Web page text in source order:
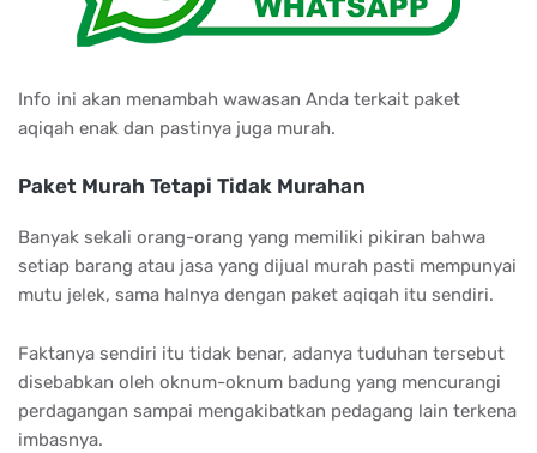
Info ini akan menambah wawasan Anda terkait paket
aqiqah enak dan pastinya juga murah.
Paket Murah Tetapi Tidak Murahan
Banyak sekali orang-orang yang memiliki pikiran bahwa
setiap barang atau jasa yang dijual murah pasti mempunyai
mutu jelek, sama halnya dengan paket aqiqah itu sendiri.
Faktanya sendiri itu tidak benar, adanya tuduhan tersebut
disebabkan oleh oknum-oknum badung yang mencurangi
perdagangan sampai mengakibatkan pedagang lain terkena
imbasnya.